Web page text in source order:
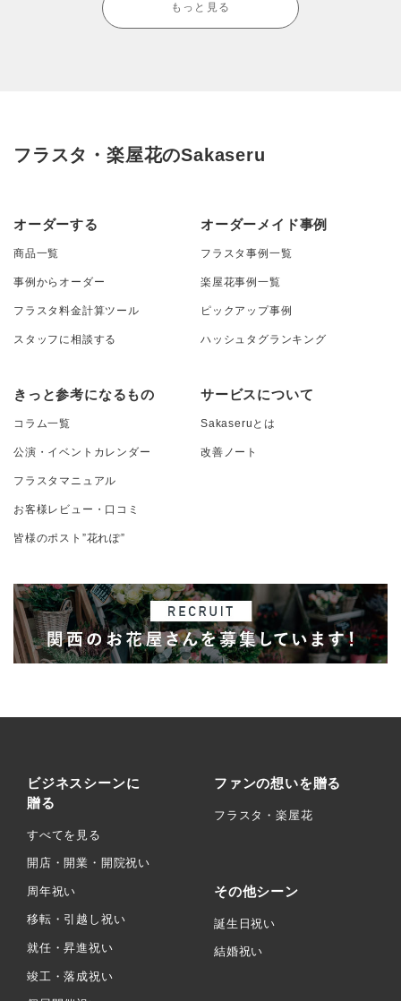
もっと見る
フラスタ・楽屋花のSakaseru
オーダーする
商品一覧
事例からオーダー
フラスタ料金計算ツール
スタッフに相談する
オーダーメイド事例
フラスタ事例一覧
楽屋花事例一覧
ピックアップ事例
ハッシュタグランキング
きっと参考になるもの
コラム一覧
公演・イベントカレンダー
フラスタマニュアル
お客様レビュー・口コミ
皆様のポスト”花れぽ”
サービスについて
Sakaseruとは
改善ノート
ビジネスシーンに
贈る
すべてを見る
開店・開業・開院祝い
周年祝い
移転・引越し祝い
就任・昇進祝い
竣工・落成祝い
ファンの想いを贈る
フラスタ・楽屋花
その他シーン
誕生日祝い
結婚祝い